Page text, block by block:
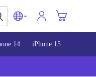
14 iPhone 15